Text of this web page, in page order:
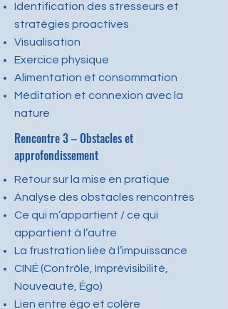
Identification des stresseurs et
stratégies proactives
Visualisation
Exercice physique
Alimentation et consommation
Méditation et connexion avec la
nature
Rencontre 3 – Obstacles et
approfondissement
Retour sur la mise en pratique
Analyse des obstacles rencontrés
Ce qui m’appartient / ce qui
appartient à l’autre
La frustration liée à l’impuissance
CINÉ (Contrôle, Imprévisibilité,
Nouveauté, Égo)
Lien entre égo et colère